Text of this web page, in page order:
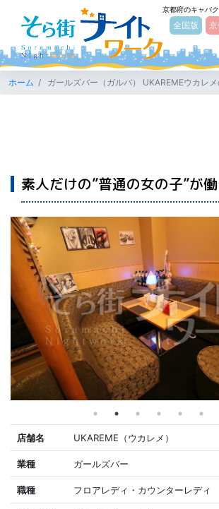
そら街ナイト
京都府のキャバ
全国版
ホーム ガールズバー（ガルバ） UKAREMEウカレ
素人だけの”普通の女の子”が
店舗名 UKAREME（ウカレメ）
業種 ガールズバー
職種 フロアレディ・カウンターレディ